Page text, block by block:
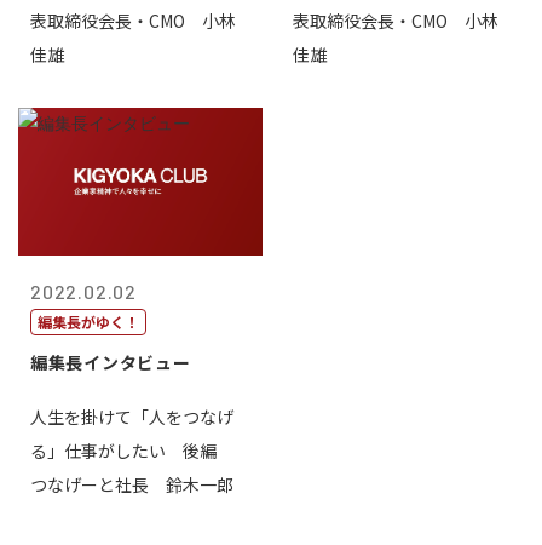
表取締役会長・CMO 小林
佳雄
表取締役会長・CMO 小林
佳雄
2022.02.02
編集長がゆく！
編集長インタビュー
人生を掛けて「人をつなげ
る」仕事がしたい 後編
つなげーと社長 鈴木一郎